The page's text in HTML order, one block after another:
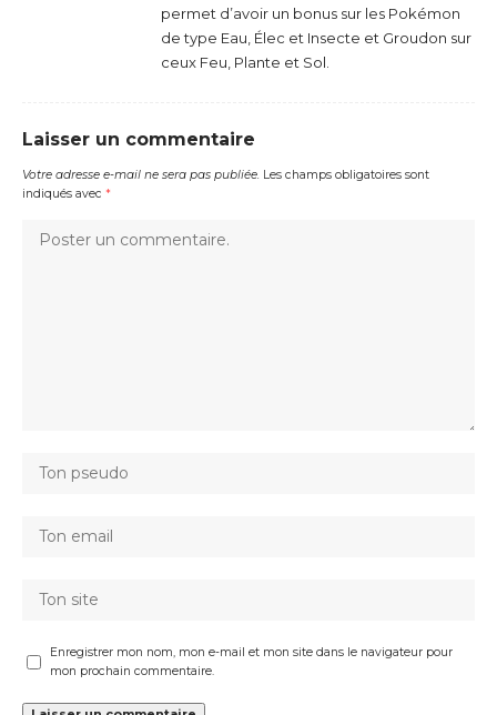
permet d’avoir un bonus sur les Pokémon
de type Eau, Élec et Insecte et Groudon sur
ceux Feu, Plante et Sol.
Laisser un commentaire
Votre adresse e-mail ne sera pas publiée. Les champs obligatoires sont
indiqués avec *
Enregistrer mon nom, mon e-mail et mon site dans le navigateur pour
mon prochain commentaire.